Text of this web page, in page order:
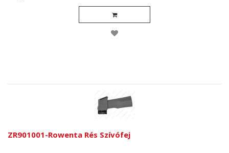
ZR901001-Rowenta Rés Szívófej